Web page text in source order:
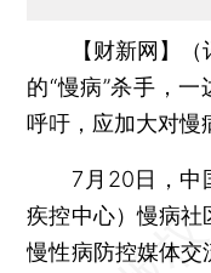
【财新网】（
的“慢病”杀手，
呼吁，应加大对慢
7月20日，中国
疾控中心）慢病社
慢性病防控媒体交